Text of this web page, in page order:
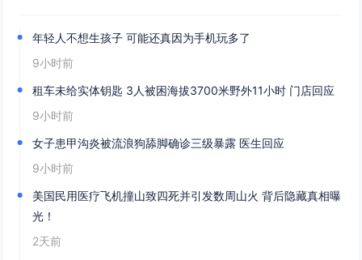
年轻人不想生孩子 可能还真因为手机玩多了
9小时前
租车未给实体钥匙 3人被困海拔3700米野外11小时 门店回应
9小时前
女子患甲沟炎被流浪狗舔脚确诊三级暴露 医生回应
9小时前
美国民用医疗飞机撞山致四死并引发数周山火 背后隐藏真相曝
光！
2天前